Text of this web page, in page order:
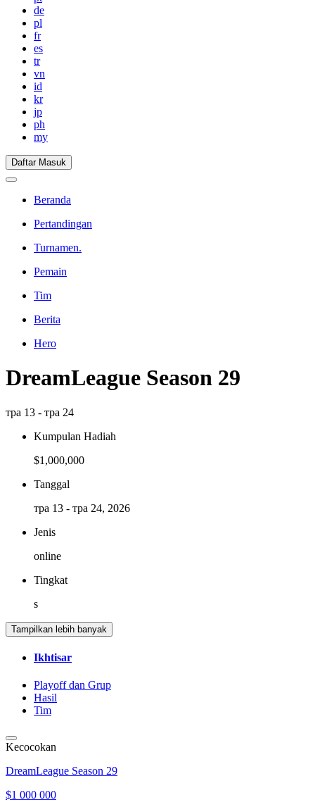
de
pl
fr
es
tr
vn
id
kr
jp
ph
my
Daftar Masuk
Beranda
Pertandingan
Turnamen.
Pemain
Tim
Berita
Hero
DreamLeague Season 29
тра 13 - тра 24
Kumpulan Hadiah
$1,000,000
Tanggal
тра 13 - тра 24, 2026
Jenis
online
Tingkat
s
Tampilkan lebih banyak
Ikhtisar
Playoff dan Grup
Hasil
Tim
Kecocokan
DreamLeague Season 29
$1 000 000